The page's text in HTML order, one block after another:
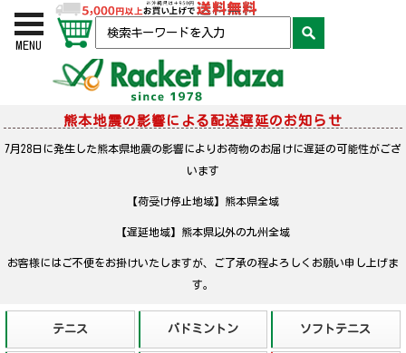
MENU
熊本地震の影響による配送遅延のお知らせ
7月28日に発生した熊本県地震の影響によりお荷物のお届けに遅延の可能性がござ
います
【荷受け停止地域】熊本県全域
【遅延地域】熊本県以外の九州全域
お客様にはご不便をお掛けいたしますが、ご了承の程よろしくお願い申し上げま
す。